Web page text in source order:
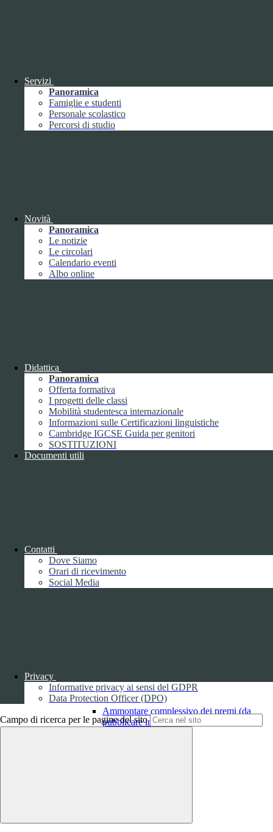
Servizi
Panoramica
Famiglie e studenti
Personale scolastico
Percorsi di studio
Novità
Panoramica
Le notizie
Le circolari
Calendario eventi
Albo online
Didattica
Panoramica
Offerta formativa
I progetti delle classi
Mobilità studentesca internazionale
Informazioni sulle Certificazioni linguistiche
Cambridge IGCSE Guida per genitori
SOSTITUZIONI
Documenti utili
Contatti
Dove Siamo
Orari di ricevimento
Social Media
Privacy
Informative privacy ai sensi del GDPR
Data Protection Officer (DPO)
Campo di ricerca per le pagine del sito
Bandi di concorso (da pubblicare in
tabelle)
Performance1
Sistema di misurazione e valutazione della
performance
Ammontare complessivo dei premi (da
pubblicare in tabelle) 1